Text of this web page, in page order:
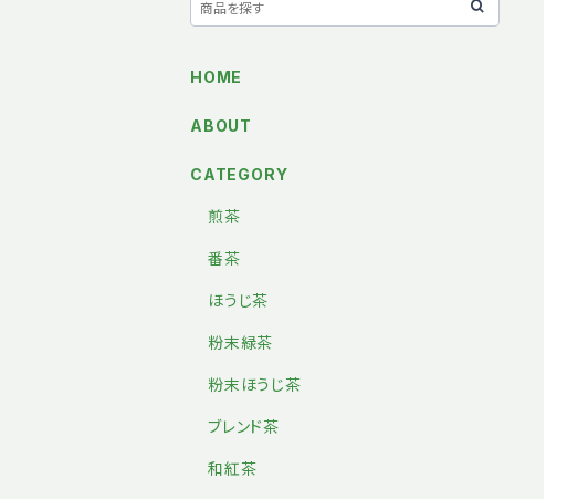
HOME
ABOUT
CATEGORY
煎茶
番茶
ほうじ茶
粉末緑茶
粉末ほうじ茶
ブレンド茶
和紅茶